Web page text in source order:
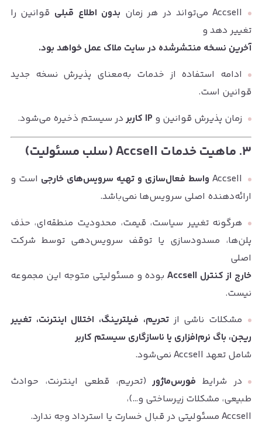
Accsell می‌تواند در هر زمان
بدون اطلاع قبلی قوانین را
تغییر دهد و
آخرین نسخه منتشرشده در سایت ملاک عمل خواهد بود.
ادامه استفاده از خدمات به‌معنای پذیرش نسخه جدید
قوانین است.
زمان پذیرش قوانین و IP کاربر در سیستم ذخیره می‌شود.
۳. ماهیت خدمات Accsell (سلب مسئولیت)
Accsell واسط فعال‌سازی و تهیه سرویس‌های خارجی است و
ارائه‌دهنده اصلی سرویس‌ها نمی‌باشد.
هرگونه تغییر سیاست، قیمت، محدودیت منطقه‌ای، حذف
پلن‌ها، مسدودسازی یا توقف سرویس‌دهی توسط شرکت
اصلی
خارج از کنترل Accsell
بوده و مسئولیتی متوجه این مجموعه
نیست.
مشکلات ناشی ازتحریم، فیلترینگ، اختلال اینترنت، تغییر
ریجن، باگ نرم‌افزاری یا ناسازگاری سیستم کاربر
شامل تعهد Accsell نمی‌شود.
در شرایط فورس‌ماژور(تحریم، قطعی اینترنت، حوادث
طبیعی، مشکلات زیرساختی و…)،
Accsell مسئولیتی در قبال خسارت یا استرداد وجه ندارد.